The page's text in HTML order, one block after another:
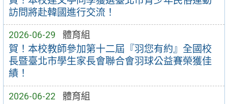
訪問將赴韓國進行交流！
2026-06-29 體育組
賀！本校教師參加第十二屆『羽您有約』全國校
長暨臺北市學生家長會聯合會羽球公益賽榮獲佳
績！
2026-06-22 體育組